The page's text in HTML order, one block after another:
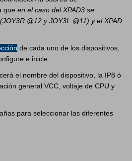
en el caso del XPAD3 se
@12 y JOY3L @11) y el XPAD
de cada uno de los dispositivos,
e inicie.
el nombre del dispositivo, la IP8 ó
general VCC, voltaje de CPU y
para seleccionar las diferentes